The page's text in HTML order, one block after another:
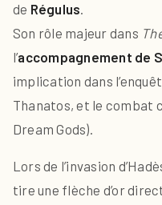
de Régulus.
Son rôle majeur dans
l’accompagnement de
implication dans
Thanatos, et le combat
Dream Gods).
Lors de l’invasion
tire une flèche d’or